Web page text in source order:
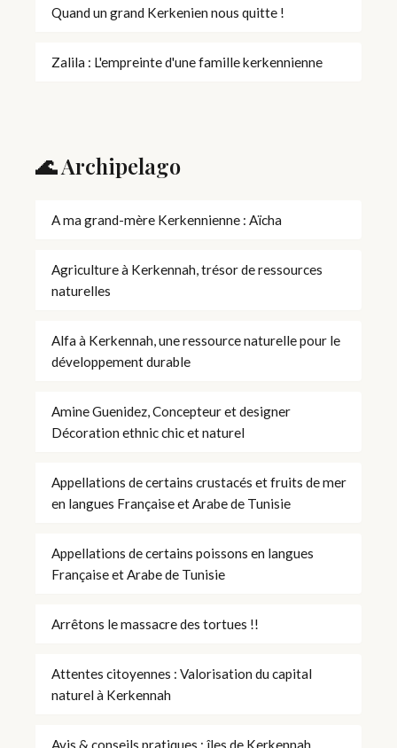
Quand un grand Kerkenien nous quitte !
Zalila : L'empreinte d'une famille kerkennienne
🌊 Archipelago
A ma grand-mère Kerkennienne : Aïcha
Agriculture à Kerkennah, trésor de ressources
naturelles
Alfa à Kerkennah, une ressource naturelle pour le
développement durable
Amine Guenidez, Concepteur et designer
Décoration ethnic chic et naturel
Appellations de certains crustacés et fruits de mer
en langues Française et Arabe de Tunisie
Appellations de certains poissons en langues
Française et Arabe de Tunisie
Arrêtons le massacre des tortues !!
Attentes citoyennes : Valorisation du capital
naturel à Kerkennah
Avis & conseils pratiques : îles de Kerkennah